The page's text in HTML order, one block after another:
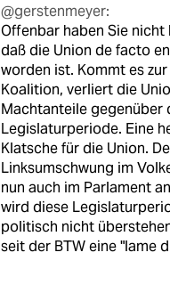
@gerstenmeyer:
Offenbar haben Sie nicht
daß die Union de facto
worden ist. Kommt es
Koalition, verliert die
Machtanteile gegenüber
Legislaturperiode. Eine
Klatsche für die Union.
Linksumschwung im
nun auch im Parlament
wird diese
politisch nicht
seit der BTW eine "lame